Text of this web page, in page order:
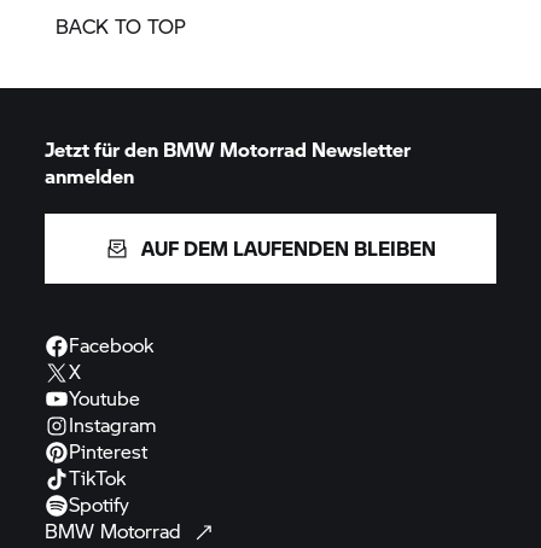
BACK TO TOP
Jetzt für den BMW Motorrad Newsletter
anmelden
AUF DEM LAUFENDEN BLEIBEN
Facebook
X
Youtube
Instagram
Pinterest
TikTok
Spotify
BMW Motorrad